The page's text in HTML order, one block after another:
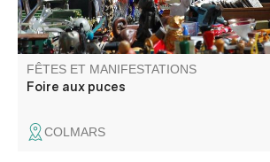
FÊTES ET MANIFESTATIONS
Foire aux puces
COLMARS